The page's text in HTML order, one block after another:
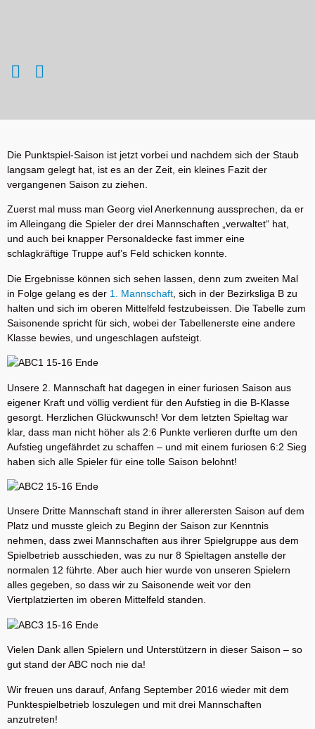
Die Punktspiel-Saison ist jetzt vorbei und nachdem sich der Staub
langsam gelegt hat, ist es an der Zeit, ein kleines Fazit der
vergangenen Saison zu ziehen.
Zuerst mal muss man Georg viel Anerkennung aussprechen, da er
im Alleingang die Spieler der drei Mannschaften „verwaltet“ hat,
und auch bei knapper Personaldecke fast immer eine
schlagkräftige Truppe auf’s Feld schicken konnte.
Die Ergebnisse können sich sehen lassen, denn zum zweiten Mal
in Folge gelang es der 1. Mannschaft , sich in der Bezirksliga B zu
halten und sich im oberen Mittelfeld festzubeissen. Die Tabelle zum
Saisonende spricht für sich, wobei der Tabellenerste eine andere
Klasse bewies, und ungeschlagen aufsteigt.
Unsere 2. Mannschaft hat dagegen in einer furiosen Saison aus
eigener Kraft und völlig verdient für den Aufstieg in die B-Klasse
gesorgt. Herzlichen Glückwunsch! Vor dem letzten Spieltag war
klar, dass man nicht höher als 2:6 Punkte verlieren durfte um den
Aufstieg ungefährdet zu schaffen – und mit einem furiosen 6:2 Sieg
haben sich alle Spieler für eine tolle Saison belohnt!
Unsere Dritte Mannschaft stand in ihrer allerersten Saison auf dem
Platz und musste gleich zu Beginn der Saison zur Kenntnis
nehmen, dass zwei Mannschaften aus ihrer Spielgruppe aus dem
Spielbetrieb ausschieden, was zu nur 8 Spieltagen anstelle der
normalen 12 führte. Aber auch hier wurde von unseren Spielern
alles gegeben, so dass wir zu Saisonende weit vor den
Viertplatzierten im oberen Mittelfeld standen.
Vielen Dank allen Spielern und Unterstützern in dieser Saison – so
gut stand der ABC noch nie da!
Wir freuen uns darauf, Anfang September 2016 wieder mit dem
Punktespielbetrieb loszulegen und mit drei Mannschaften
anzutreten!